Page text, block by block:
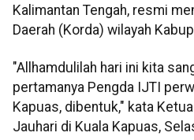
Kalimantan Tengah, resmi
Daerah (Korda) wilayah
"Allhamdulilah hari ini kita
pertamanya Pengda IJTI
Kapuas, dibentuk," kata
Jauhari di Kuala Kapuas,